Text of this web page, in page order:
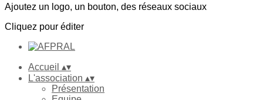
Ajoutez un logo, un bouton, des réseaux sociaux
Cliquez pour éditer
Accueil ▴▾
L'association ▴▾
Présentation